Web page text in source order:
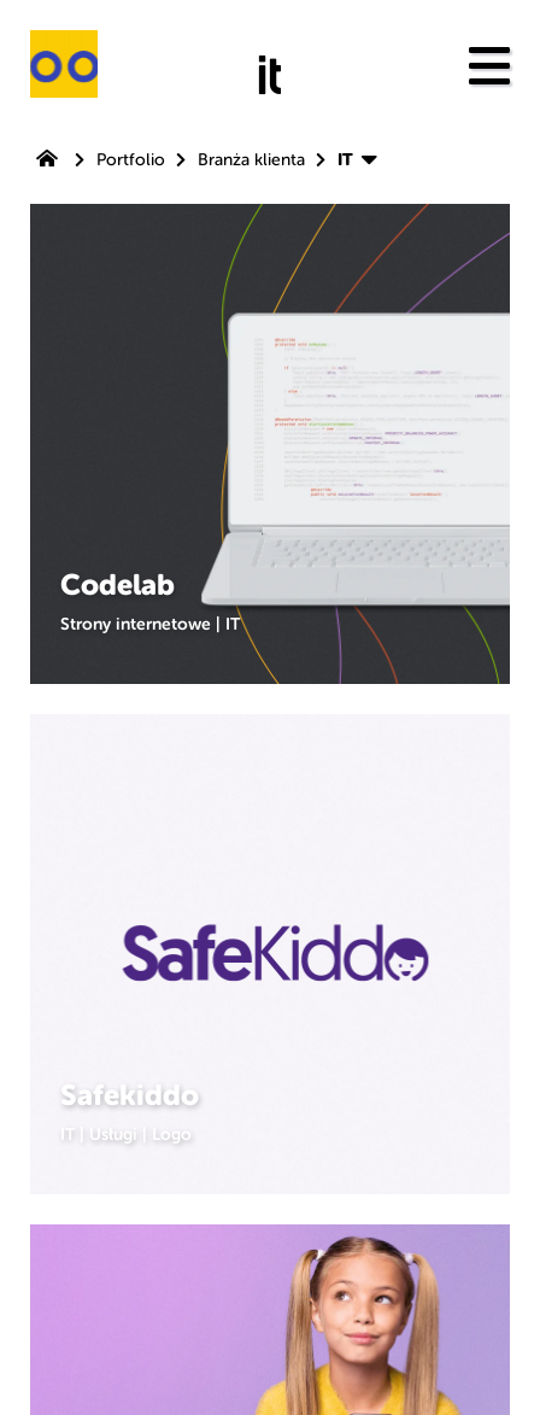
it
Portfolio Branża klienta IT
Codelab
Strony internetowe IT
Safekiddo
IT Usługi Logo